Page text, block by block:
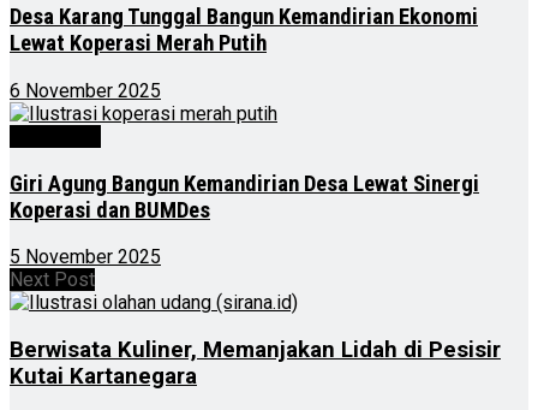
Desa Karang Tunggal Bangun Kemandirian Ekonomi
Lewat Koperasi Merah Putih
6 November 2025
Giri Agung Bangun Kemandirian Desa Lewat Sinergi
Koperasi dan BUMDes
5 November 2025
Next Post
Berwisata Kuliner, Memanjakan Lidah di Pesisir
Kutai Kartanegara